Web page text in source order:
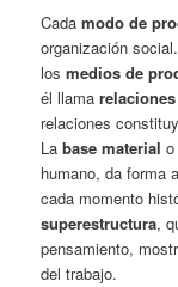
Cadamodo de
organización
losmedios de
él llama
relaciones
Labase material
humano, da forma
cada momento
superestructura,
pensamiento,
del trabajo.